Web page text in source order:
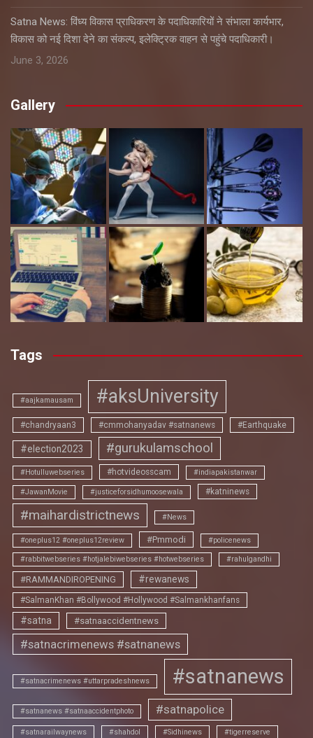
Satna News: विंध्य विकास प्राधिकरण के पदाधिकारियों ने संभाला कार्यभार,
विकास को नई दिशा देने का संकल्प, इलेक्ट्रिक वाहन से पहुंचे पदाधिकारी।
June 3, 2026
Gallery
Tags
#aajkamausam #aksUniversity
#chandryaan3 #cmmohanyadav #satnanews #Earthquake
#election2023 #gurukulamschool
#Hotulluwebseries #hotvideosscam #indiapakistanwar
#JawanMovie #justiceforsidhumoosewala #katninews
#maihardistrictnews #News
#oneplus12 #oneplus12review #Pmmodi #policenews
#rabbitwebseries #hotjalebiwebseries #hotwebseries #rahulgandhi
#RAMMANDIROPENING #rewanews
#SalmanKhan #Bollywood #Hollywood #Salmankhanfans
#satna #satnaaccidentnews
#satnacrimenews #satnanews
#satnacrimenews #uttarpradeshnews #satnanews
#satnanews #satnaaccidentphoto #satnapolice
#satnarailwaynews #shahdol #Sidhinews #tigerreserve